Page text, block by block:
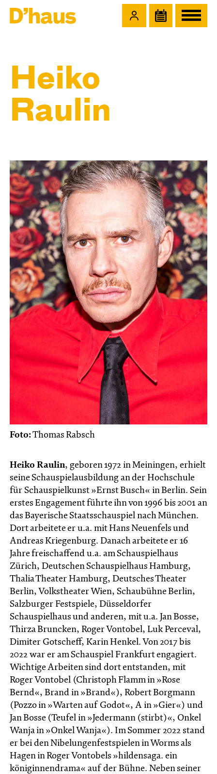
Heiko
Raulin
Foto:Thomas Rabsch
Heiko Raulin, geboren 1972 in Meiningen, erhielt
seine Schauspielausbildung an der Hochschule
für Schauspielkunst »Ernst Busch« in Berlin. Sein
erstes Engagement führte ihn von 1996 bis 2001 an
das Bayerische Staatsschauspiel nach München.
Dort arbeitete er u.a. mit Hans Neuenfels und
Andreas Kriegenburg. Danach arbeitete er 16
Jahre freischaffend u.a. am Schauspielhaus
Zürich, Deutschen Schauspielhaus Hamburg,
Thalia Theater Hamburg, Deutsches Theater
Berlin, Volkstheater Wien, Schaubühne Berlin,
Salzburger Festspiele, Düsseldorfer
Schauspielhaus und anderen, mit u.a. Jan Bosse,
Thirza Bruncken, Roger Vontobel, Luk Perceval,
Dimiter Gotscheff, Karin Henkel. Von 2017 bis
2022 war er am Schauspiel Frankfurt engagiert.
Wichtige Arbeiten sind dort entstanden, mit
Roger Vontobel (Christoph Flamm in »Rose
Bernd«, Brand in »Brand«), Robert Borgmann
(Pozzo in »Warten auf Godot«, A in »Gier«) und
Jan Bosse (Teufel in »Jedermann (stirbt)«, Onkel
Wanja in »Onkel Wanja«). Im Sommer 2022 stand
er bei den Nibelungenfestspielen in Worms als
Hagen in Roger Vontobels »hildensaga. ein
königinnendrama« auf der Bühne. Neben seiner